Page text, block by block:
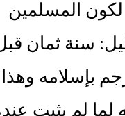
المسلمين
سنة ثمان
بإسلامه وهذا